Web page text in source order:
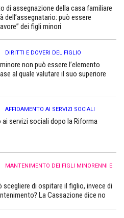
di assegnazione della casa familiare
dell’assegnatario: può essere
dei figli minori
DIRITTI E DOVERI DEL FIGLIO
non può essere l’elemento
al quale valutare il suo superiore
AFFIDAMENTO AI SERVIZI SOCIALI
ai servizi sociali dopo la Riforma
MANTENIMENTO DEI FIGLI MINORENNI E
scegliere di ospitare il figlio, invece di
La Cassazione dice no